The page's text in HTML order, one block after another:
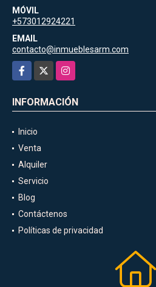
MÓVIL
+573012924221
EMAIL
contacto@inmueblesarm.com
Facebook
Instagram
INFORMACIÓN
Inicio
Venta
Alquiler
Servicio
Blog
Contáctenos
Políticas de privacidad